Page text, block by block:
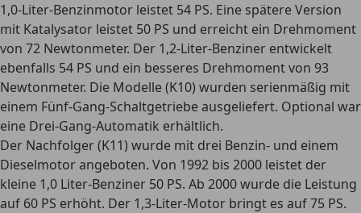
1,0-Liter-Benzinmotor leistet 54 PS. Eine spätere Version
mit Katalysator leistet 50 PS und erreicht ein Drehmoment
von 72 Newtonmeter. Der 1,2-Liter-Benziner entwickelt
ebenfalls 54 PS und ein besseres Drehmoment von 93
Newtonmeter. Die Modelle (K10) wurden serienmäßig mit
einem Fünf-Gang-Schaltgetriebeausgeliefert. Optional war
eine Drei-Gang-Automatik erhältlich.
Der Nachfolger (K11) wurde mit drei Benzin- und einem
Dieselmotorangeboten. Von 1992 bis 2000 leistet der
kleine 1,0 Liter-Benziner 50 PS. Ab 2000 wurde die Leistung
auf 60 PS erhöht. Der 1,3-Liter-Motor bringt es auf 75 PS.